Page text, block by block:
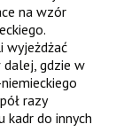
na wzór
wyjeżdżać
gdzie w
razy
kadr do innych